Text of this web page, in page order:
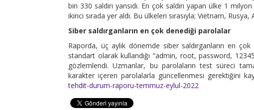
bin 330 saldırı yansıdı. En çok saldırı yapan ülke 1
ikinci sırada yer aldı. Bu ülkeleri sırasıyla; Vietnam,
Siber saldırganların en çok denediği parolalar
Raporda, üç aylık dönemde siber saldırganların en
standart olarak kullandığı “admin, root, password,
gözlemlendi. Uzmanlar, bu parolaların test süreci
karakter içeren parolalarla güncellenmesi gerektiğini
tehdit-durum-raporu-temmuz-eylul-2022